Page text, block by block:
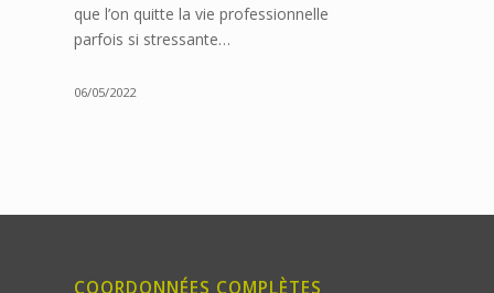
que l’on quitte la vie professionnelle
parfois si stressante…
06/05/2022
COORDONNÉES COMPLÈTES